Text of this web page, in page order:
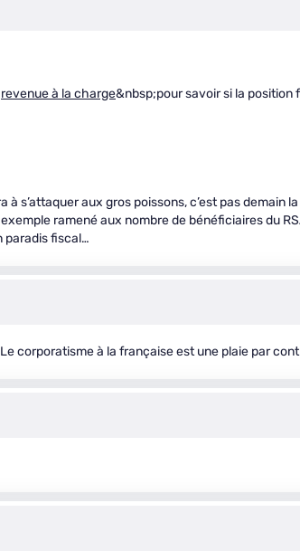
revenue à la charge&nbsp;pour savoir si la position
à s’attaquer aux gros poissons, c’est pas demain
ramené aux nombre de bénéficiaires du
paradis fiscal…
corporatisme à la française est une plaie par